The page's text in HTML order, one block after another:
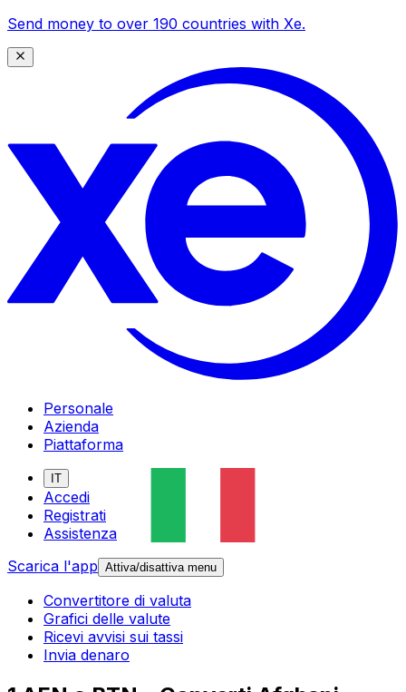
Send money to over 190 countries with Xe.
Personale
Azienda
Piattaforma
IT
Accedi
Registrati
Assistenza
Scarica l'app Attiva/disattiva menu
Convertitore di valuta
Grafici delle valute
Ricevi avvisi sui tassi
Invia denaro